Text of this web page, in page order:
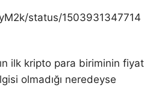
status/1503931347714
ilk kripto para biriminin fiyat
olmadığı neredeyse